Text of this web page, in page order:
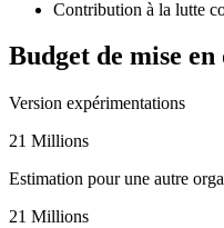
Contribution à la lutte
Budget de mise en
Version expérimentations
21 Millions
Estimation pour une autre
21 Millions